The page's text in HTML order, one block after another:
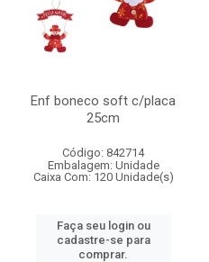
Enf boneco soft c/placa
25cm
Código: 842714
Embalagem: Unidade
Caixa Com: 120 Unidade(s)
Faça seu login ou
cadastre-se para
comprar.